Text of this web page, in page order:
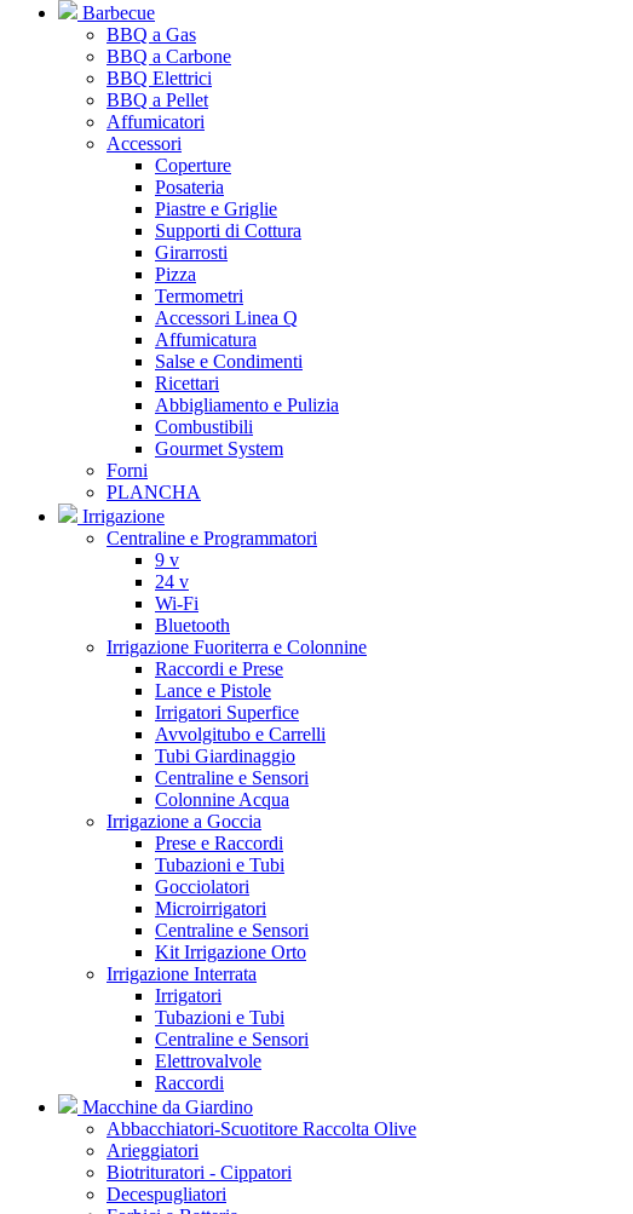
Barbecue
BBQ a Gas
BBQ a Carbone
BBQ Elettrici
BBQ a Pellet
Affumicatori
Accessori
Coperture
Posateria
Piastre e Griglie
Supporti di Cottura
Girarrosti
Pizza
Termometri
Accessori Linea Q
Affumicatura
Salse e Condimenti
Ricettari
Abbigliamento e Pulizia
Combustibili
Gourmet System
Forni
PLANCHA
Irrigazione
Centraline e Programmatori
9 v
24 v
Wi-Fi
Bluetooth
Irrigazione Fuoriterra e Colonnine
Raccordi e Prese
Lance e Pistole
Irrigatori Superfice
Avvolgitubo e Carrelli
Tubi Giardinaggio
Centraline e Sensori
Colonnine Acqua
Irrigazione a Goccia
Prese e Raccordi
Tubazioni e Tubi
Gocciolatori
Microirrigatori
Centraline e Sensori
Kit Irrigazione Orto
Irrigazione Interrata
Irrigatori
Tubazioni e Tubi
Centraline e Sensori
Elettrovalvole
Raccordi
Macchine da Giardino
Abbacchiatori-Scuotitore Raccolta Olive
Arieggiatori
Biotrituratori - Cippatori
Decespugliatori